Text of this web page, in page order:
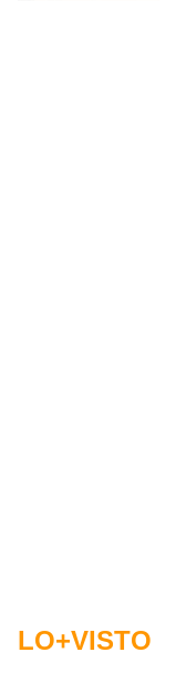
LO+VISTO